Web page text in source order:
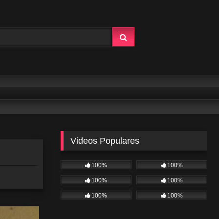
Videos Populares
100% 100%
100% 100%
100% 100%